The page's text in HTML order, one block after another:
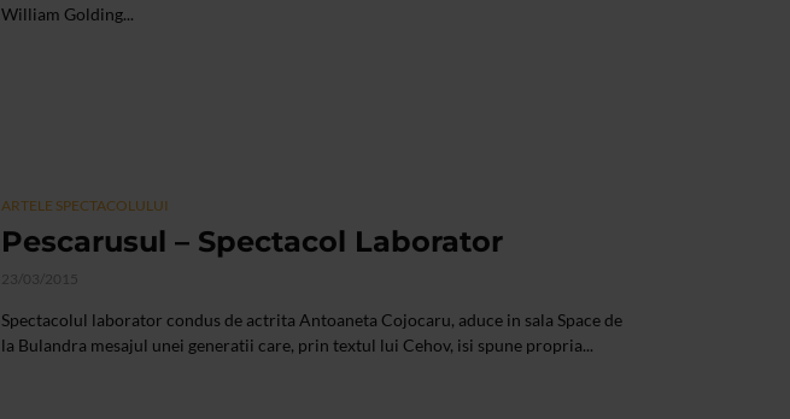
William Golding...
ARTELE SPECTACOLULUI
Pescarusul – Spectacol Laborator
23/03/2015
Spectacolul laborator condus de actrita Antoaneta Cojocaru, aduce in sala Space de
la Bulandra mesajul unei generatii care, prin textul lui Cehov, isi spune propria...